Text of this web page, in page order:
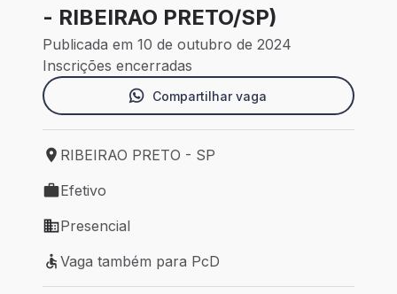
- RIBEIRAO PRETO/SP)
Publicada em 10 de outubro de 2024
Inscrições encerradas
Compartilhar vaga
Local de trabalho: RIBEIRAO PRETO - SP
RIBEIRAO PRETO - SP
Tipo de vaga: Efetivo
Efetivo
Modelo de trabalho: Presencial
Presencial
Vaga também para PcD
Vaga também para PcD